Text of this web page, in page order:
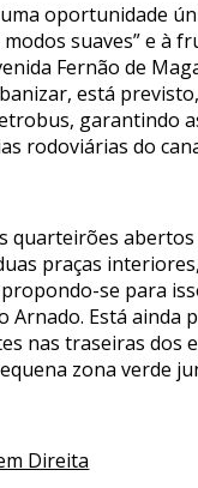
oportunidade
suaves” e à
Fernão de
está
garantindo
rodoviárias do
quarteirões
praças
se para
Arnado. Está
nas traseiras dos
zona verde
Direita